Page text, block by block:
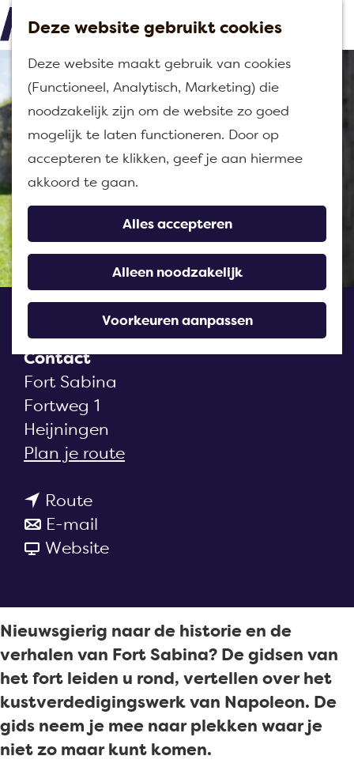
Deze website gebruikt cookies
Deze website maakt gebruik van cookies
(Functioneel, Analytisch, Marketing) die
noodzakelijk zijn om de website zo goed
mogelijk te laten functioneren. Door op
accepteren te klikken, geef je aan hiermee
akkoord te gaan.
Alles accepteren
Alleen noodzakelijk
Voorkeuren aanpassen
G
n
a
a
d
e
h
o
m
e
n
u
Rondleiding Fort Sabina
Contact
Fort Sabina
Fortweg 1
Heijningen
Plan je routen
l
e
i
d
i
n
Routen
a
a
n
d
l
e
i
d
E-mail
a
o
n
d
l
e
i
Websitev
o
n
d
l
e
i
Nieuwsgierig naar de historie en de
verhalen van Fort Sabina? De gidsen van
het fort leiden u rond, vertellen over het
kustverdedigingswerk van Napoleon. De
gids neem je mee naar plekken waar je
niet zo maar kunt komen.